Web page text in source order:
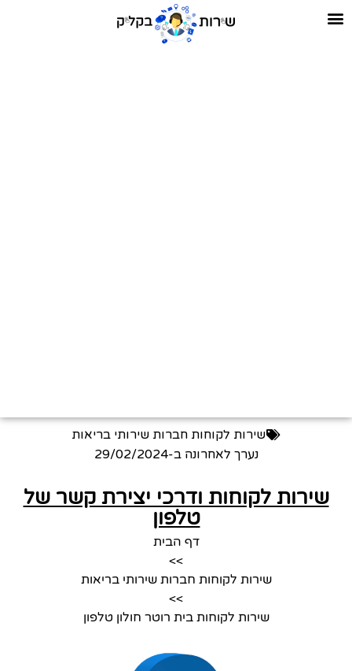
שירות לקוחות חברות שירותי בריאות
נערך לאחרונה ב-29/02/2024
שירות לקוחות ודרכי יצירת קשר של
טלפון
דף הבית
>>
שירות לקוחות חברות שירותי בריאות
>>
שירות לקוחות בית רוטר חולון טלפון